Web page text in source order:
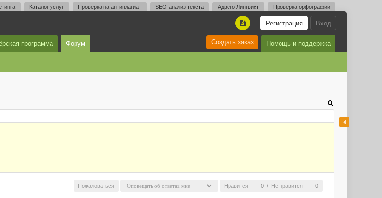
Каталог услуг Проверка на антиплагиат SEO-анализ текста Адвего Лингвист Проверка орфографии
Вход
Регистрация
A
программа Форум Помощь и поддержка
Создать заказ
Нравится 0 / Не нравится 0
Пожаловаться